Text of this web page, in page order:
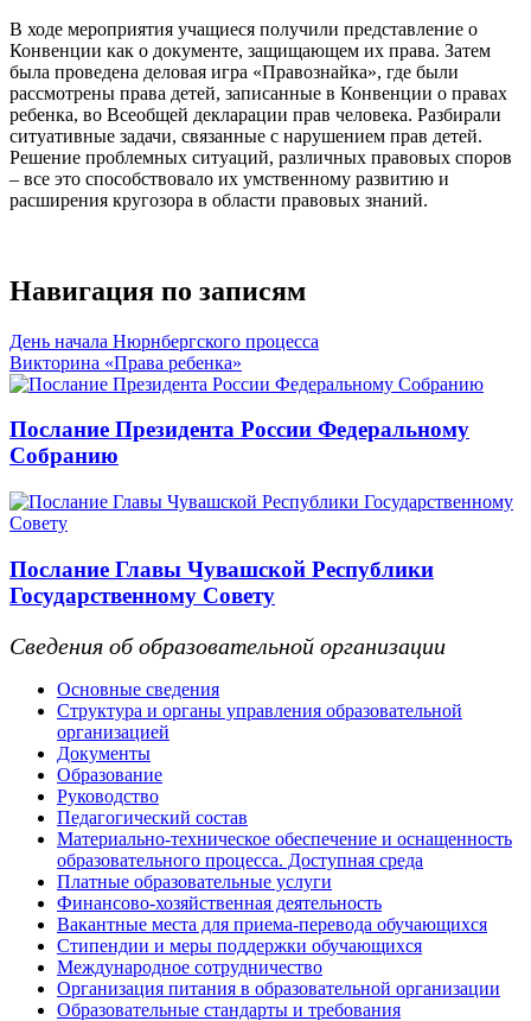
В ходе мероприятия учащиеся получили представление о
Конвенции как о документе, защищающем их права. Затем
была проведена деловая игра «Правознайка», где были
рассмотрены права детей, записанные в Конвенции о правах
ребенка, во Всеобщей декларации прав человека. Разбирали
ситуативные задачи, связанные с нарушением прав детей.
Решение проблемных ситуаций, различных правовых споров
– все это способствовало их умственному развитию и
расширения кругозора в области правовых знаний.
Навигация по записям
День начала Нюрнбергского процесса
Викторина «Права ребенка»
Послание Президента России Федеральному
Собранию
Послание Главы Чувашской Республики
Государственному Совету
Сведения об образовательной организации
Основные сведения
Структура и органы управления образовательной
организацией
Документы
Образование
Руководство
Педагогический состав
Материально-техническое обеспечение и оснащенность
образовательного процесса. Доступная среда
Платные образовательные услуги
Финансово-хозяйственная деятельность
Вакантные места для приема-перевода обучающихся
Стипендии и меры поддержки обучающихся
Международное сотрудничество
Организация питания в образовательной организации
Образовательные стандарты и требования